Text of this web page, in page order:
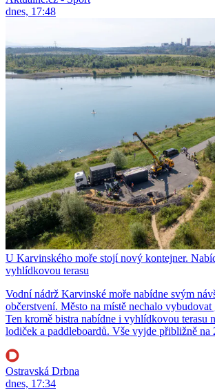
dnes, 17:48
U Karvinského moře stojí nový kontejner.
vyhlídkovou terasu
Vodní nádrž Karvinské moře nabídne svým
občerstvení. Město na místě nechalo vybudovat
Ten kromě bistra nabídne i vyhlídkovou terasu
lodiček a paddleboardů. Vše vyjde přibližně
Ostravská Drbna
dnes, 17:34